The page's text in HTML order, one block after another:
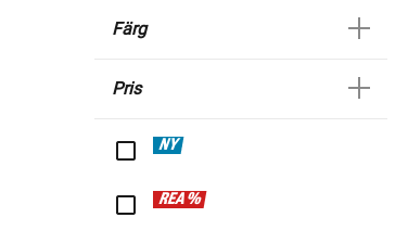
Färg
Pris
NY
REA %